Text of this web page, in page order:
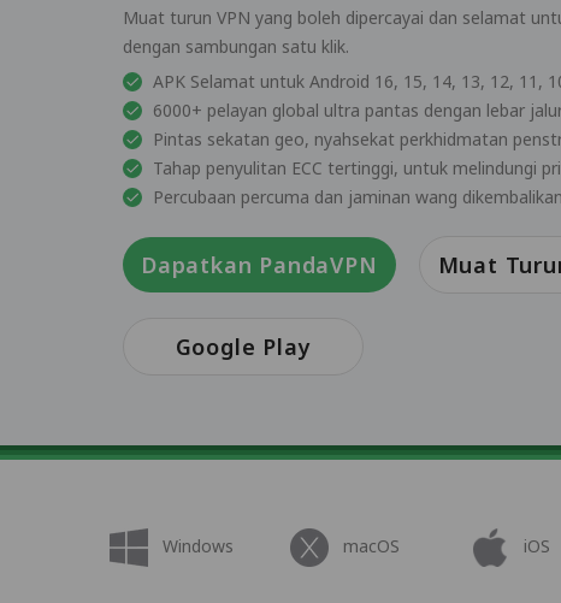
Muat turun VPN yang boleh dipercayai dan selamat
dengan sambungan satu klik.
APK Selamat untuk Android 16, 15, 14, 13, 12, 11,
6000+ pelayan global ultra pantas dengan lebar
Pintas sekatan geo, nyahsekat perkhidmatan
Tahap penyulitan ECC tertinggi, untuk melindungi
Percubaan percuma dan jaminan wang
Dapatkan PandaVPN Muat
Google Play
Windows macOS iOS